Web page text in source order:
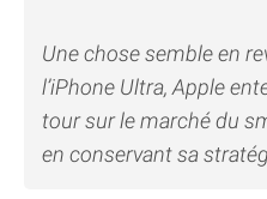
Une chose semble en
l’iPhone Ultra, Apple
tour sur le marché du
en conservant sa